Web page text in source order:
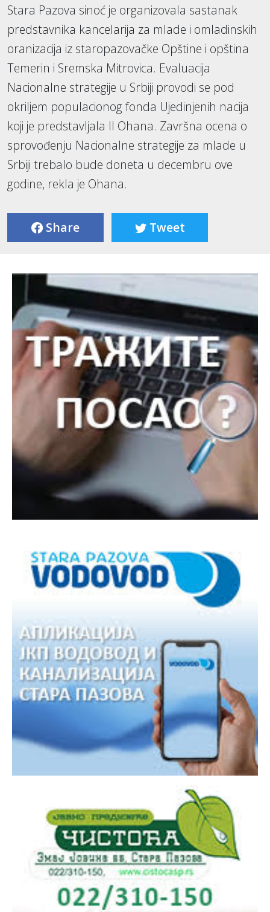
Stara Pazova sinoć je organizovala sastanak
predstavnika kancelarija za mlade i omladinskih
oranizacija iz staropazovačke Opštine i opština
Temerin i Sremska Mitrovica. Evaluacija
Nacionalne strategije u Srbiji provodi se pod
okriljem populacionog fonda Ujedinjenih nacija
koji je predstavljala Il Ohana. Završna ocena o
sprovođenju Nacionalne strategije za mlade u
Srbiji trebalo bude doneta u decembru ove
godine, rekla je Ohana.
Share Tweet